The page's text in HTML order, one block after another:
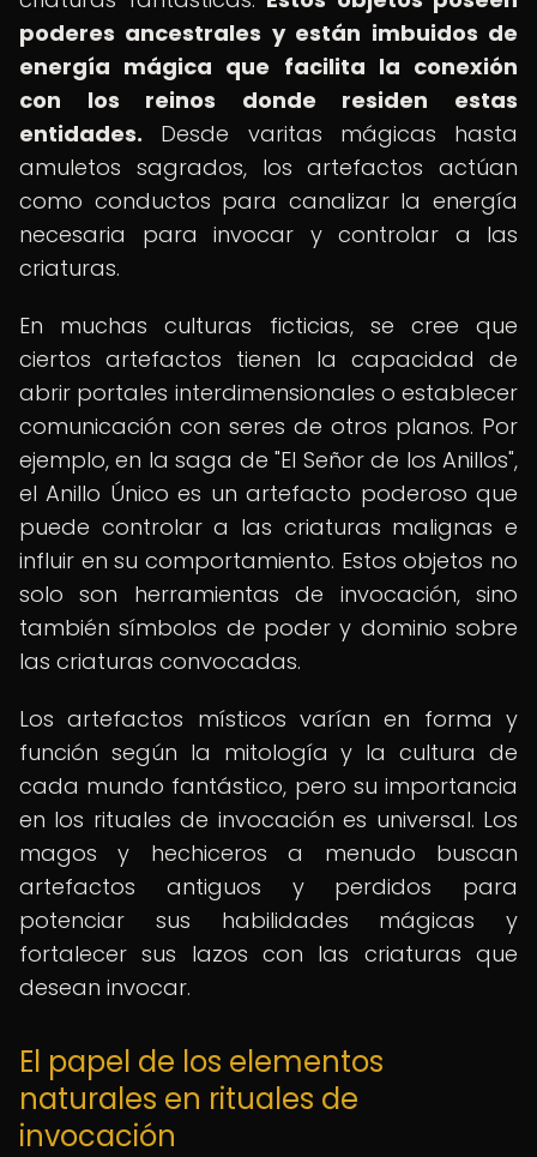
poderes ancestrales y están imbuidos de
energía mágica que facilita la conexión
con los reinos donde residen estas
entidades. Desde varitas mágicas hasta
amuletos sagrados, los artefactos actúan
como conductos para canalizar la energía
necesaria para invocar y controlar a las
criaturas.
En muchas culturas ficticias, se cree que
ciertos artefactos tienen la capacidad de
abrir portales interdimensionales o establecer
comunicación con seres de otros planos. Por
ejemplo, en la saga de "El Señor de los Anillos",
el Anillo Único es un artefacto poderoso que
puede controlar a las criaturas malignas e
influir en su comportamiento. Estos objetos no
solo son herramientas de invocación, sino
también símbolos de poder y dominio sobre
las criaturas convocadas.
Los artefactos místicos varían en forma y
función según la mitología y la cultura de
cada mundo fantástico, pero su importancia
en los rituales de invocación es universal. Los
magos y hechiceros a menudo buscan
artefactos antiguos y perdidos para
potenciar sus habilidades mágicas y
fortalecer sus lazos con las criaturas que
desean invocar.
El papel de los elementos
naturales en rituales de
invocación